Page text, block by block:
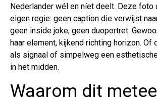
Nederlander wél en níet deelt. Deze foto
eigen regie: geen caption die verwijst
geen inside joke, geen duoportret.
haar element, kijkend richting horizon. Of
als signaal of simpelweg een
in het midden.
Waarom dit